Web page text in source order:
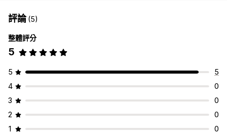
評論(5)
整體評分
5
5
5
4
0
3
0
2
0
1
0